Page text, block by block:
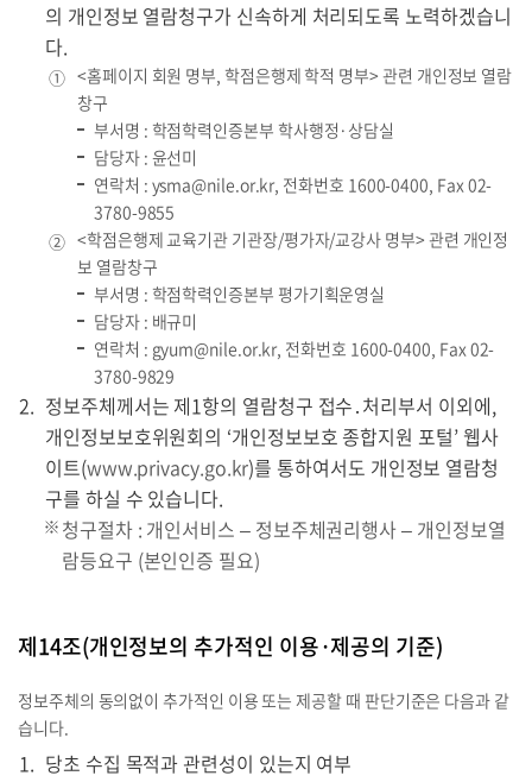
의 개인정보 열람청구가 신속하게 처리되도록 노력하겠습니
다.
① <홈페이지 회원 명부, 학점은행제 학적 명부> 관련 개인정보 열람
창구
부서명 : 학점학력인증본부 학사행정·상담실
담당자 : 윤선미
연락처 : ysma@nile.or.kr, 전화번호 1600-0400, Fax 02-
3780-9855
② <학점은행제 교육기관 기관장/평가자/교강사 명부> 관련 개인정
보 열람창구
부서명 : 학점학력인증본부 평가기획운영실
담당자 : 배규미
연락처 : gyum@nile.or.kr, 전화번호 1600-0400, Fax 02-
3780-9829
정보주체께서는 제1항의 열람청구 접수․처리부서 이외에,
개인정보보호위원회의 ‘개인정보보호 종합지원 포털’ 웹사
이트(www.privacy.go.kr)를 통하여서도 개인정보 열람청
구를 하실 수 있습니다.
청구절차 : 개인서비스 – 정보주체권리행사 – 개인정보열
람등요구 (본인인증 필요)
제14조(개인정보의 추가적인 이용·제공의 기준)
정보주체의 동의없이 추가적인 이용 또는 제공할 때 판단기준은 다음과 같
습니다.
당초 수집 목적과 관련성이 있는지 여부